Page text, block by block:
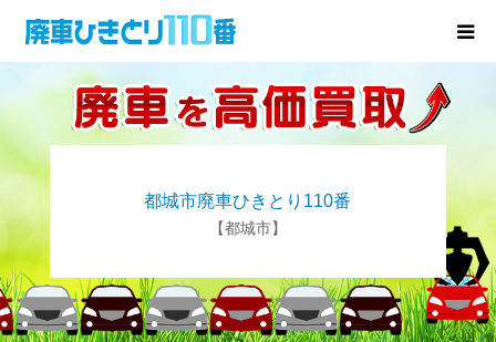
都城市廃車ひきとり110番
【都城市】
廃車･事故車の買取
お役立ち情報